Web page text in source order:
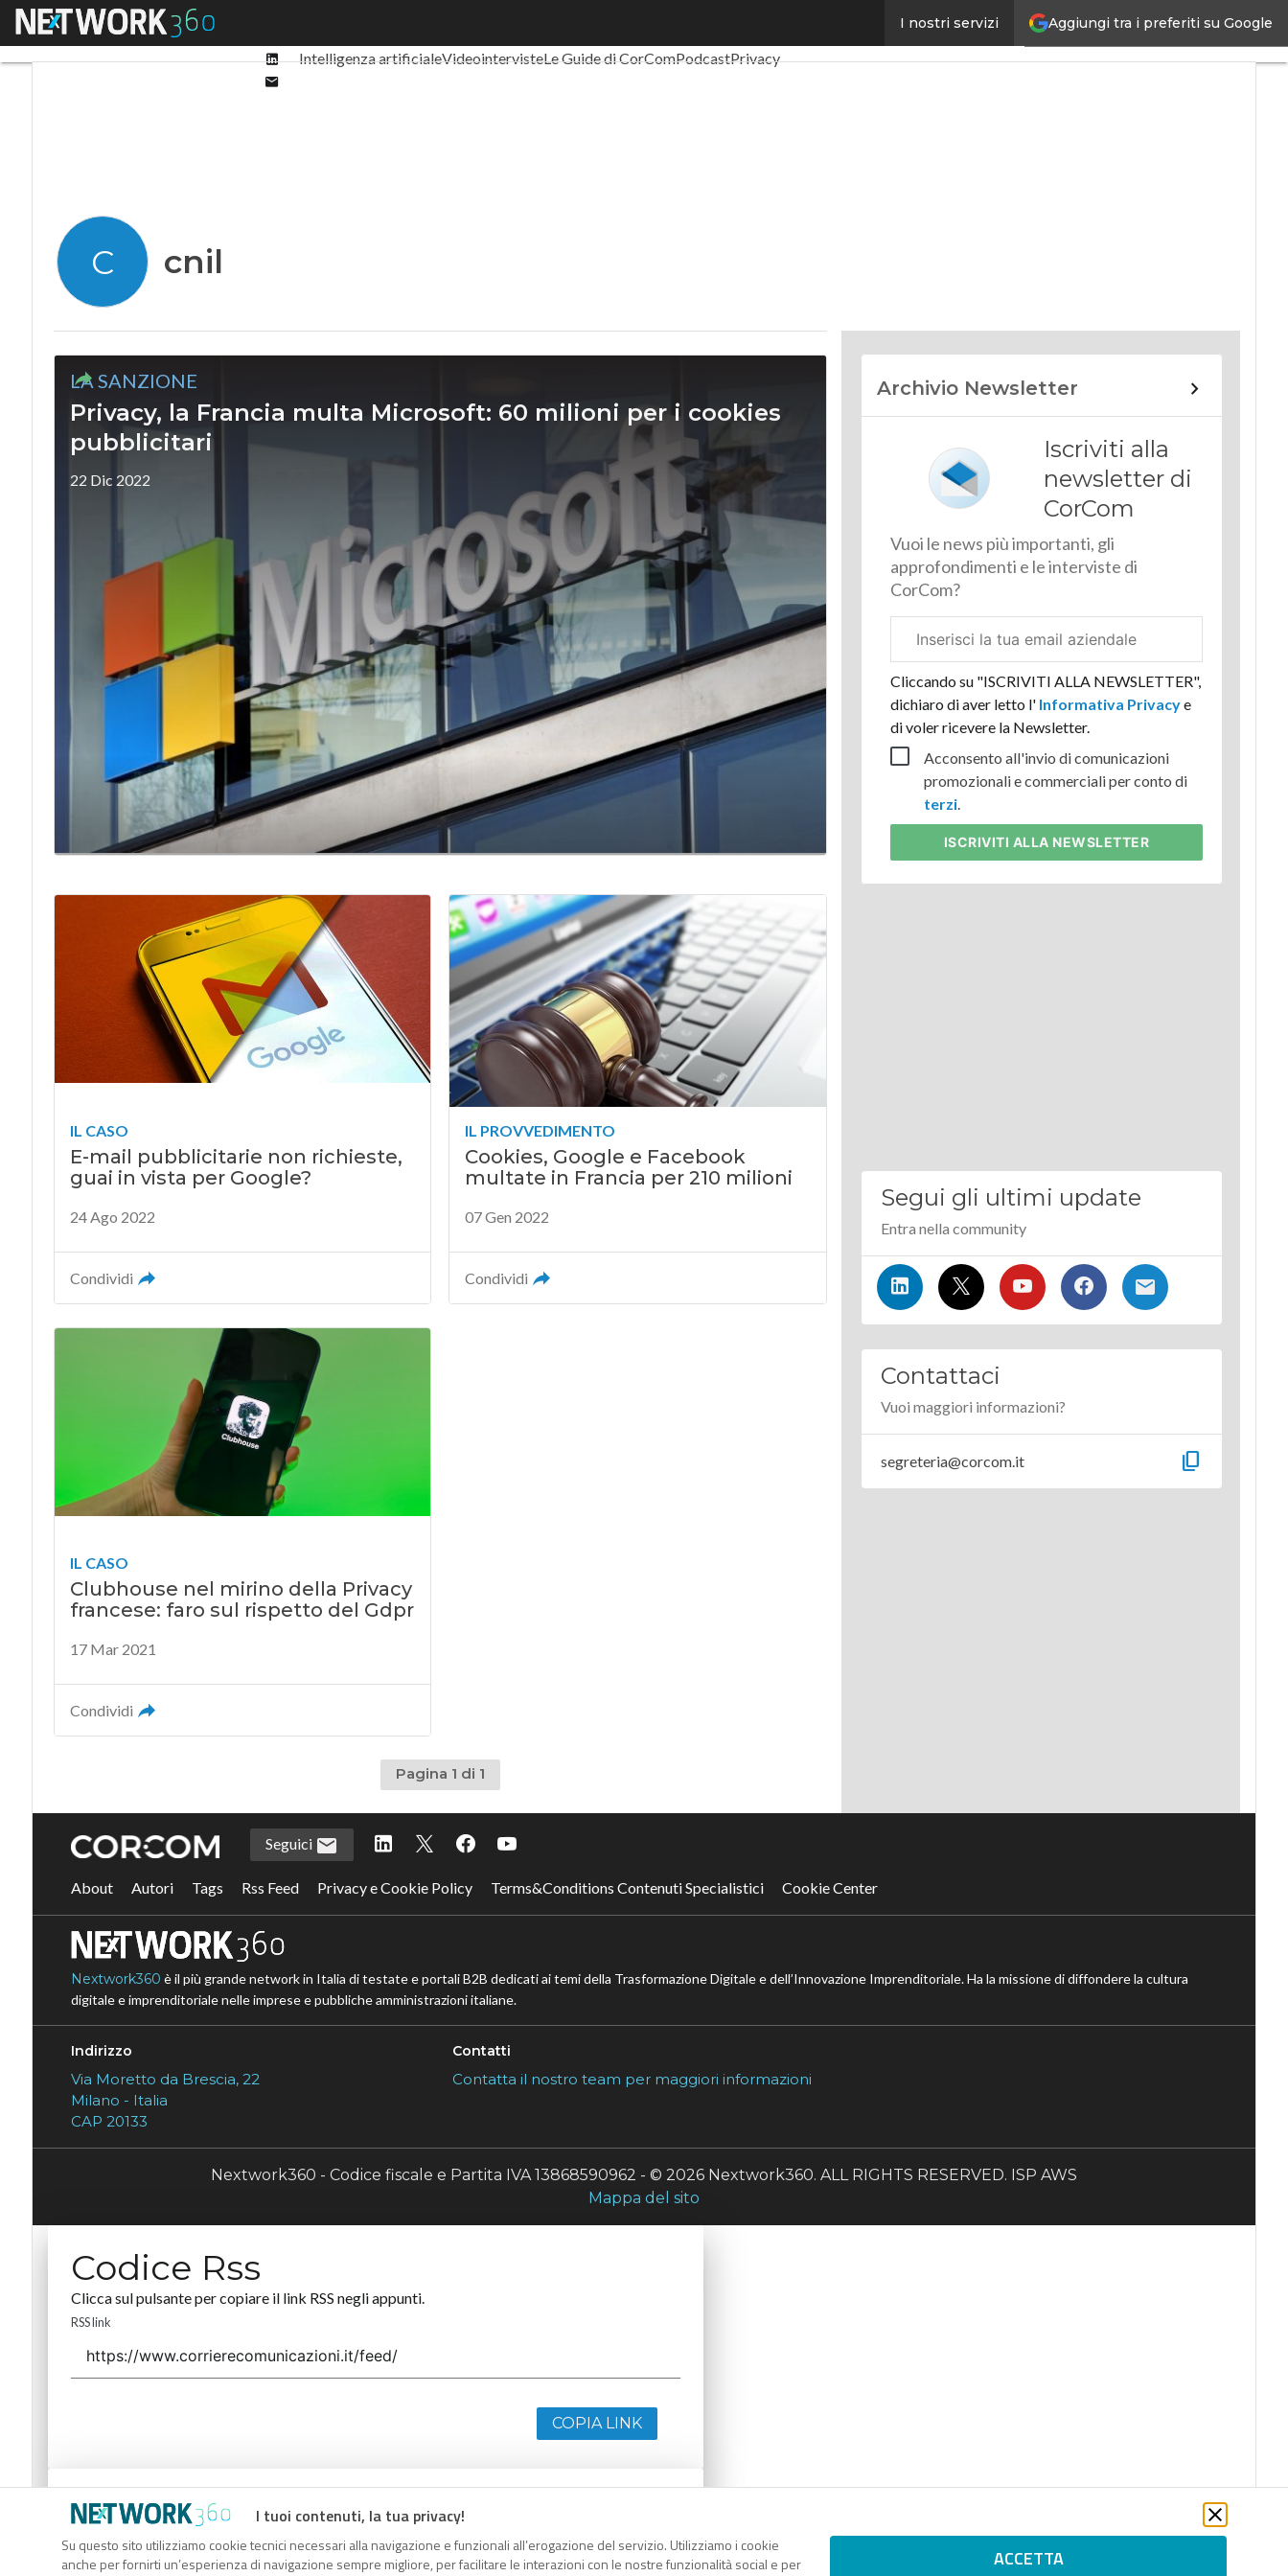
Aggiungi tra i preferiti su Google
I nostri servizi
Menu
Linkedin
Intelligenza artificialeVideointervisteLe Guide di CorComPodcastPrivacy
C cnil
LA SANZIONE
Privacy, la Francia multa Microsoft: 60 milioni per i cookies
pubblicitari
22 Dic 2022
IL CASO
E-mail pubblicitarie non richieste,
guai in vista per Google?
24 Ago 2022
Condividi
IL PROVVEDIMENTO
Cookies, Google e Facebook
multate in Francia per 210 milioni
07 Gen 2022
Condividi
IL CASO
Clubhouse nel mirino della Privacy
francese: faro sul rispetto del Gdpr
17 Mar 2021
Condividi
Pagina 1 di 1
Archivio Newsletter
Iscriviti alla
newsletter di
CorCom
Vuoi le news più importanti, gli
approfondimenti e le interviste di
CorCom?
aziendale
Cliccando su "ISCRIVITI ALLA NEWSLETTER",
dichiaro di aver letto l'Informativa Privacye
di voler ricevere la Newsletter.
Acconsento all'invio di comunicazioni
promozionali e commerciali per conto di
terzi.
ISCRIVITI ALLA NEWSLETTER
Segui gli ultimi update
Entra nella community
Contattaci
Vuoi maggiori informazioni?
segreteria@corcom.it content_copy
I tuoi contenuti, la tua privacy!
Su questo sito utilizziamo cookie tecnici necessari alla navigazione e funzionali all’erogazione del servizio. Utilizziamo i cookie
anche per fornirti un’esperienza di navigazione sempre migliore, per facilitare le interazioni con le nostre funzionalità social e per
ACCETTA
Seguici
About Autori Tags Rss Feed Privacy e Cookie Policy Terms&Conditions Contenuti Specialistici Cookie Center
Nextwork360 è il più grande network in Italia di testate e portali B2B dedicati ai temi della Trasformazione Digitale e dell’Innovazione Imprenditoriale. Ha la missione di diffondere la cultura
digitale e imprenditoriale nelle imprese e pubbliche amministrazioni italiane.
Indirizzo
Via Moretto da Brescia, 22
Milano - Italia
CAP 20133
Contatti
Contatta il nostro team per maggiori informazioni
Nextwork360 - Codice fiscale e Partita IVA 13868590962 - © 2026 Nextwork360. ALL RIGHTS RESERVED. ISP AWS
Mappa del sito
Codice Rss
Clicca sul pulsante per copiare il link RSS negli appunti.
RSS link
COPIA LINK
Codice Rss
Clicca sul pulsante per copiare il link RSS negli appunti.
RSS link